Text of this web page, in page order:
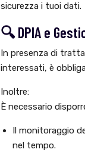
sicurezza i tuoi dati.
🔍 DPIA e
In presenza di
interessati, è
Inoltre:
È necessario
Il monitoraggio
nel tempo.